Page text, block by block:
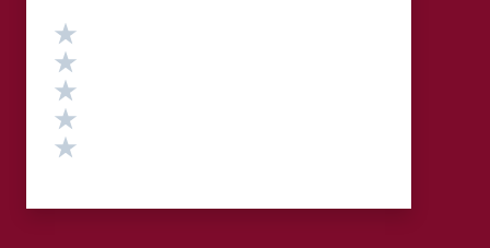
Valutazione